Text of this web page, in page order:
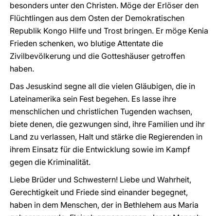
besonders unter den Christen. Möge der Erlöser den
Flüchtlingen aus dem Osten der Demokratischen
Republik Kongo Hilfe und Trost bringen. Er möge Kenia
Frieden schenken, wo blutige Attentate die
Zivilbevölkerung und die Gotteshäuser getroffen
haben.
Das Jesuskind segne all die vielen Gläubigen, die in
Lateinamerika sein Fest begehen. Es lasse ihre
menschlichen und christlichen Tugenden wachsen,
biete denen, die gezwungen sind, ihre Familien und ihr
Land zu verlassen, Halt und stärke die Regierenden in
ihrem Einsatz für die Entwicklung sowie im Kampf
gegen die Kriminalität.
Liebe Brüder und Schwestern! Liebe und Wahrheit,
Gerechtigkeit und Friede sind einander begegnet,
haben in dem Menschen, der in Bethlehem aus Maria